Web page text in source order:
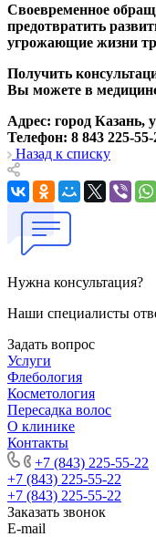
Своевременное
предотвратить
угрожающие жизни
Получить
Вы можете в
Адрес: город Казань,
Телефон: 8 843 225-55-
Назад к списку
Нужна консультация?
Наши специалисты
Задать вопрос
Услуги
Флебология
Косметология
Пересадка волос
О клинике
Контакты
+7 (843) 225-55-22
+7 (843) 225-55-22
+7 (843) 225-55-22
Заказать звонок
E-mail